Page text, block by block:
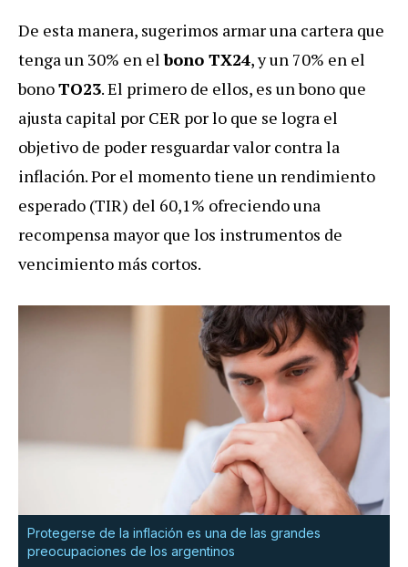
De esta manera, sugerimos armar una cartera que
tenga un 30% en elbono TX24, y un 70% en el
bonoTO23. El primero de ellos, es un bono que
ajusta capital por CER por lo que se logra el
objetivo de poder resguardar valor contra la
inflación. Por el momento tiene un rendimiento
esperado (TIR) del 60,1% ofreciendo una
recompensa mayor que los instrumentos de
vencimiento más cortos.
Protegerse de la inflación es una de las grandes
preocupaciones de los argentinos